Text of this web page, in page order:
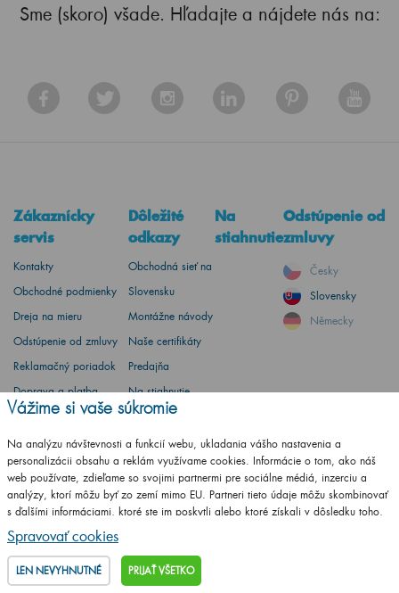
Sme (skoro) všade. Hľadajte a nájdete nás na:
Zákaznícky
servis
Kontakty
Obchodné podmienky
Dreja na mieru
Odstúpenie od zmluvy
Reklamačný poriadok
Doprava a platba
Zásady spracovania
súborov cookies
Dôležité
odkazy
Obchodná sieť na
Slovensku
Montážne návody
Naše certifikáty
Predajňa
Na stiahnutie
Konfigurátor pre
partnerov
Katalóg na
stiahnutie
Vzorkovník RAL
Na
stiahnutie
Odstúpenie od
zmluvy
Česky
Slovensky
Německy
Vážime si vaše súkromie
Na analýzu návštevnosti a funkcií webu, ukladania vášho nastavenia a
personalizácii obsahu a reklám využívame cookies. Informácie o tom, ako náš
web používate, zdieľame so svojimi partnermi pre sociálne médiá, inzerciu a
analýzy, ktorí môžu byť zo zemí mimo EU. Partneri tieto údaje môžu skombinovať
s ďalšími informáciami, ktoré ste im poskytli alebo ktoré získali v dôsledku toho,
že používate ich služby.
Spravovať cookies
LEN NEVYHNUTNÉ PRIJAŤ VŠETKO